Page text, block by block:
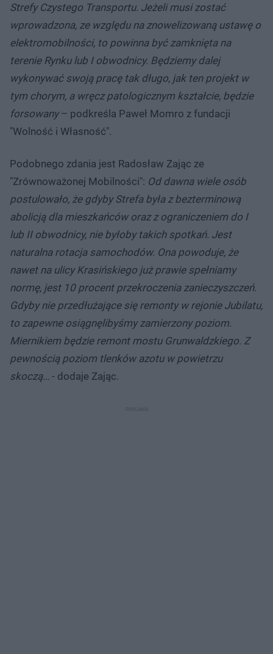
Strefy Czystego Transportu. Jeżeli musi zostać
wprowadzona, ze względu na znowelizowaną ustawę o
elektromobilności, to powinna być zamknięta na
terenie Rynku lub I obwodnicy. Będziemy dalej
wykonywać swoją pracę tak długo, jak ten projekt w
tym chorym, a wręcz patologicznym kształcie, będzie
forsowany– podkreśla Paweł Momro z fundacji
"Wolność i Własność".
Podobnego zdania jest Radosław Zając ze
"Zrównoważonej Mobilności": Od dawna wiele osób
postulowało, że gdyby Strefa była z bezterminową
abolicją dla mieszkańców oraz z ograniczeniem do I
lub II obwodnicy, nie byłoby takich spotkań. Jest
naturalna rotacja samochodów. Ona powoduje, że
nawet na ulicy Krasińskiego już prawie spełniamy
normę, jest 10 procent przekroczenia zanieczyszczeń.
Gdyby nie przedłużające się remonty w rejonie Jubilatu,
to zapewne osiągnęlibyśmy zamierzony poziom.
Miernikiem będzie remont mostu Grunwaldzkiego. Z
pewnością poziom tlenków azotu w powietrzu
skoczą… - dodaje Zając.